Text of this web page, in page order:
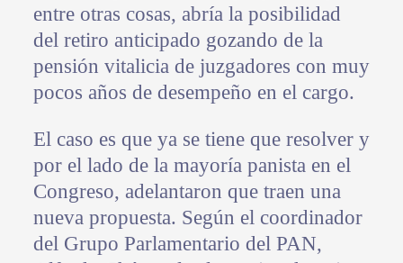
entre otras cosas, abría la posibilidad
del retiro anticipado gozando de la
pensión vitalicia de juzgadores con muy
pocos años de desempeño en el cargo.
El caso es que ya se tiene que resolver y
por el lado de la mayoría panista en el
Congreso, adelantaron que traen una
nueva propuesta. Según el coordinador
del Grupo Parlamentario del PAN,